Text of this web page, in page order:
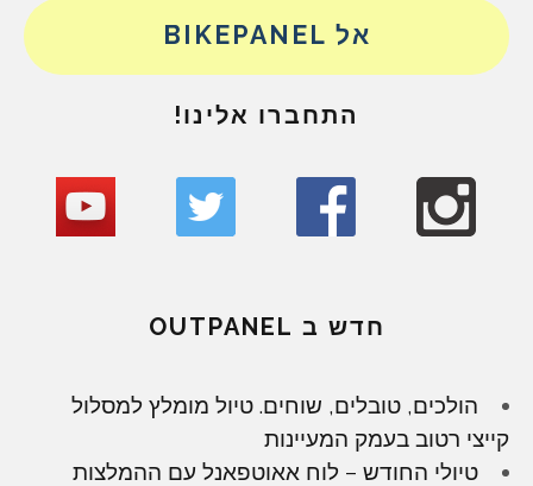
אל BIKEPANEL
התחברו אלינו!
חדש ב OUTPANEL
הולכים, טובלים, שוחים. טיול מומלץ למסלול
קייצי רטוב בעמק המעיינות
טיולי החודש – לוח אאוטפאנל עם ההמלצות